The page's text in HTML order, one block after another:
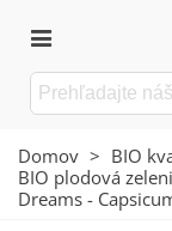
Domov > BIO
BIO plodová
Dreams -